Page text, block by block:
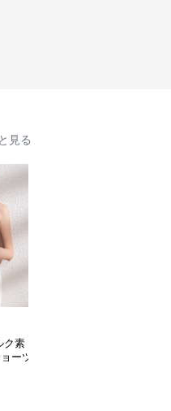
見る
ク素
ーツ